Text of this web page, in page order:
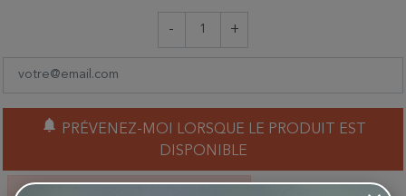
- +
notifications
DISPONIBLE